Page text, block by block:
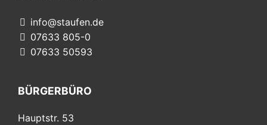
info@staufen.de
07633 805-0
07633 50593
BÜRGERBÜRO
Hauptstr. 53